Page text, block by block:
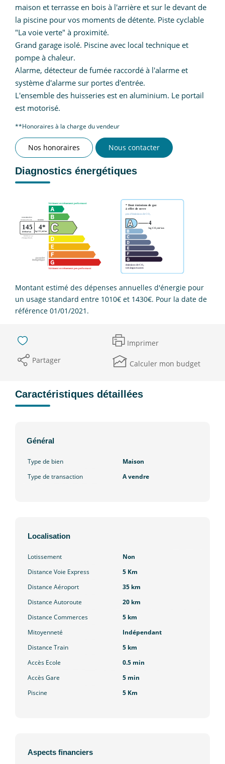
maison et terrasse en bois à l'arrière et sur le devant de
la piscine pour vos moments de détente. Piste cyclable
"La voie verte" à proximité.
Grand garage isolé. Piscine avec local technique et
pompe à chaleur.
Alarme, détecteur de fumée raccordé à l'alarme et
système d'alarme sur portes d'entrée.
L'ensemble des huisseries est en aluminium. Le portail
est motorisé.
**Honoraires à la charge du vendeur
Nos honoraires Nous contacter
Diagnostics énergétiques
Montant estimé des dépenses annuelles d'énergie pour
un usage standard entre 1010€ et 1430€. Pour la date de
référence 01/01/2021.
Imprimer
Partager
Calculer mon budget
Caractéristiques détaillées
Général
Type de bien
Maison
Type de transaction
A vendre
Localisation
Lotissement
Non
Distance Voie Express
5 Km
Distance Aéroport
35 km
Distance Autoroute
20 km
Distance Commerces
5 km
Mitoyenneté
Indépendant
Distance Train
5 km
Accès Ecole
0.5 min
Accès Gare
5 min
Piscine
5 Km
Aspects financiers